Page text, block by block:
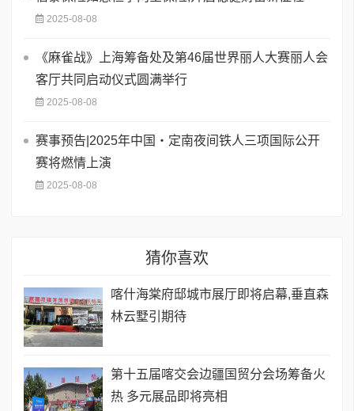
2025-08-08
《麻雀战》上海筹备处及第46届世界丽人大赛丽人会
客厅共同启动仪式圆满举行
2025-08-08
赛事预告|2025年中国・定南夜间铁人三项国际公开
赛将燃情上演
2025-08-08
猜你喜欢
喀什海棠府邸城市展厅即将启幕,垂直森
林云墅引期待
第十五届喀交会边疆国贸分会场筹备火
热 多元展品即将亮相